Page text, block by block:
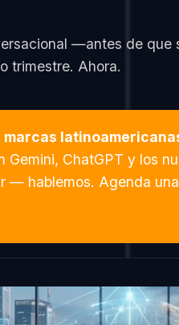
—antes de
trimestre. Ahora.
Gemini, ChatGPT y los
hablemos. Agenda